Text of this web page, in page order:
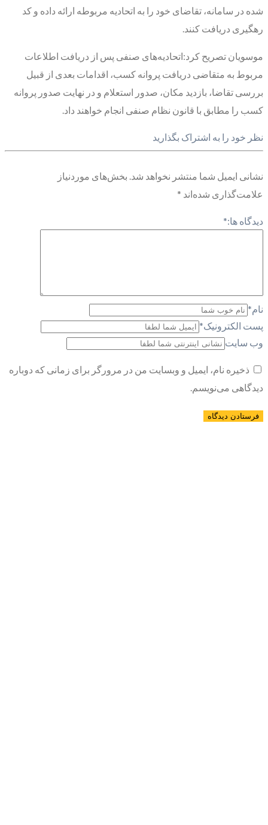
شده در سامانه، تقاضای خود را به اتحادیه مربوطه ارائه داده و کد
رهگیری دریافت کنند.
موسویان تصریح کرد:اتحادیه‌های صنفی پس از دریافت اطلاعات
مربوط به متقاضی دریافت پروانه کسب، اقدامات بعدی از قبیل
بررسی تقاضا، بازدید مکان، صدور استعلام و در نهایت صدور پروانه
کسب را مطابق با قانون نظام صنفی انجام خواهند داد.
نظر خود را به اشتراک بگذارید
نشانی ایمیل شما منتشر نخواهد شد. بخش‌های موردنیاز
علامت‌گذاری شده‌اند *
دیدگاه ها:*
نام*
پست الکترونیک*
وب سایت
ذخیره نام، ایمیل و وبسایت من در مرورگر برای زمانی که دوباره
دیدگاهی می‌نویسم.